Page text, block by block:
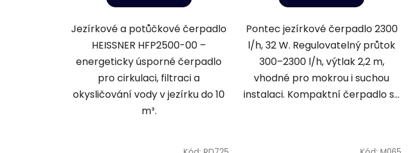
Jezírkové a potůčkové čerpadlo
HEISSNER HFP2500-00 –
energeticky úsporné čerpadlo
pro cirkulaci, filtraci a
okysličování vody v jezírku do 10
m³.
Pontec jezírkové čerpadlo 2300
l/h, 32 W. Regulovatelný průtok
300–2300 l/h, výtlak 2,2 m,
vhodné pro mokrou i suchou
instalaci. Kompaktní čerpadlo s...